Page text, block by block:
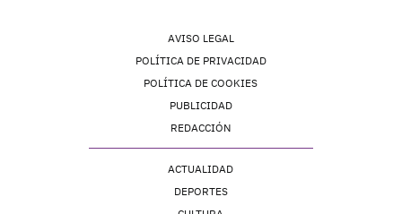
AVISO LEGAL
POLÍTICA DE PRIVACIDAD
POLÍTICA DE COOKIES
PUBLICIDAD
REDACCIÓN
ACTUALIDAD
DEPORTES